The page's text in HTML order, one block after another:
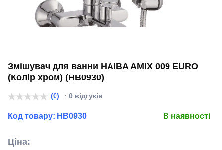
Змішувач для ванни HAIBA AMIX 009 EURO
(Колір хром) (HB0930)
(0) · 0 відгуків
Код товару: HB0930 В наявності
Ціна: